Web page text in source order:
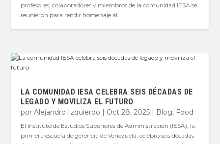
profesores, colaboradores y miembros de la comunidad IESA se
reunieron para rendir homenaje al...
LA COMUNIDAD IESA CELEBRA SEIS DÉCADAS DE
LEGADO Y MOVILIZA EL FUTURO
porAlejandro Izquierdo | Oct 28, 2025 | Blog, Food
El Instituto de Estudios Superiores de Administración (IESA), la
primera escuela de gerencia de Venezuela, celebró seis décadas